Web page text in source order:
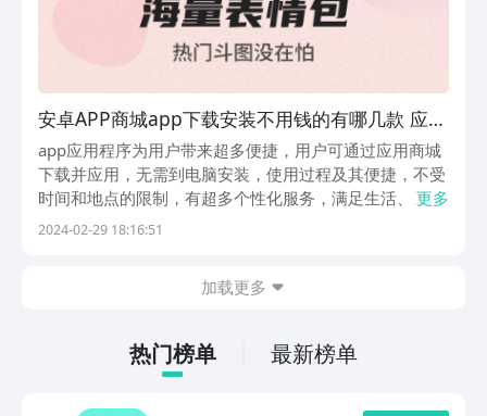
安卓APP商城app下载安装不用钱的有哪几款 应用
商城免费app合辑
app应用程序为用户带来超多便捷，用户可通过应用商城
下载并应用，无需到电脑安装，使用过程及其便捷，不受
时间和地点的限制，有超多个性化服务，满足生活、工
作、学习等需求。那么应用商城app下载安装免费的有哪
更多
2024-02-29 18:16:51
加载更多
热门榜单 最新榜单